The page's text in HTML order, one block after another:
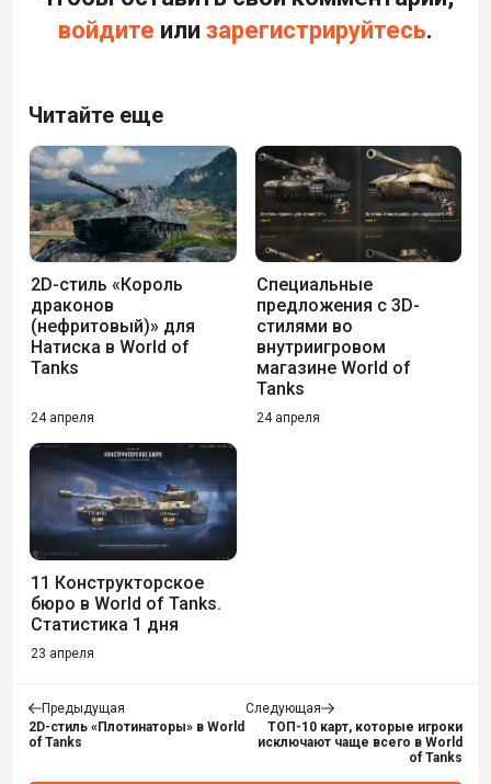
войдите или зарегистрируйтесь.
Читайте еще
2D-стиль «Король
драконов
(нефритовый)» для
Натиска в World of
Tanks
24 апреля
Специальные
предложения c 3D-
стилями во
внутриигровом
магазине World of
Tanks
24 апреля
11 Конструкторское
бюро в World of Tanks.
Статистика 1 дня
23 апреля
Предыдущая
2D-стиль «Плотинаторы» в World
of Tanks
Следующая
ТОП-10 карт, которые игроки
исключают чаще всего в World
of Tanks